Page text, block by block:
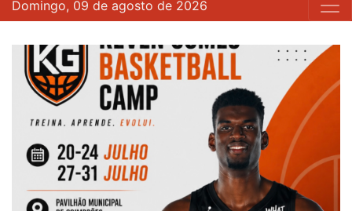
Domingo, 09 de agosto de 2026